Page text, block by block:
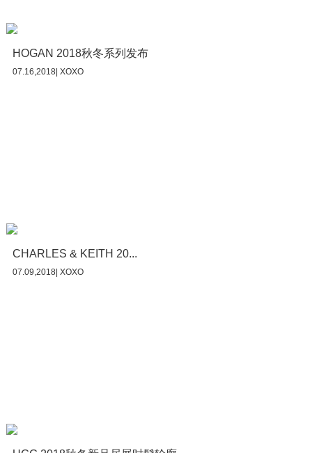
HOGAN 2018秋冬系列发布
07.16,2018| XOXO
CHARLES & KEITH 20...
07.09,2018| XOXO